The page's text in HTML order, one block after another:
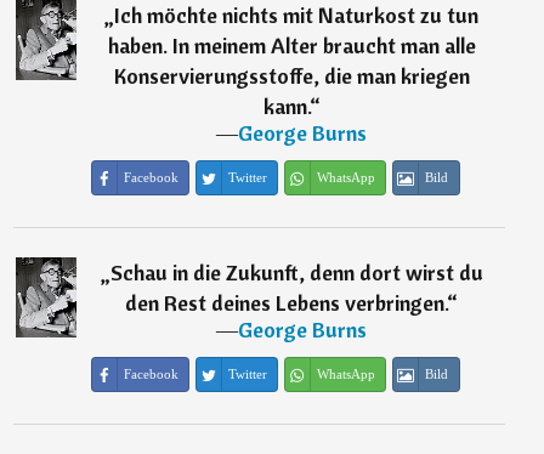
„Ich möchte nichts mit Naturkost zu tun
haben. In meinem Alter braucht man alle
Konservierungsstoffe, die man kriegen
kann.“
―George Burns
Facebook Twitter WhatsApp Bild
„Schau in die Zukunft, denn dort wirst du
den Rest deines Lebens verbringen.“
―George Burns
Facebook Twitter WhatsApp Bild